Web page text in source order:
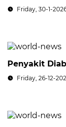
Friday, 30-1-
Penyakit
Friday, 26-12-